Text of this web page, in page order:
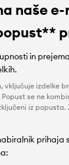
naše
in
vključuje izdelke
se ne
iz
prihaja